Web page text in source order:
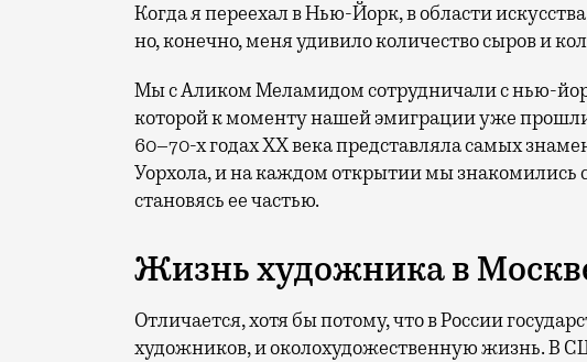
Когда я переехал в Нью-Йорк, в области
но, конечно, меня удивило количество сыров и
Мы с Аликом Меламидом сотрудничали с нью-
которой к моменту нашей эмиграции уже
60–70-х годах ХХ века представляла самых
Уорхола, и на каждом открытии мы знакомились
становясь ее частью.
Жизнь художника в
Отличается, хотя бы потому, что в России
художников, и околохудожественную жизнь. В